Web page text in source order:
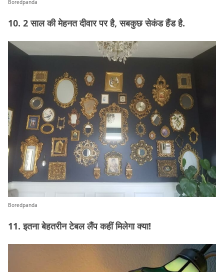
Boredpanda
10. 2 साल की मेहनत दीवार पर है, सबकुछ सेकंड हैंड है.
Boredpanda
11. इतना बेहतरीन टेबल लैंप कहीं मिलेगा क्या!